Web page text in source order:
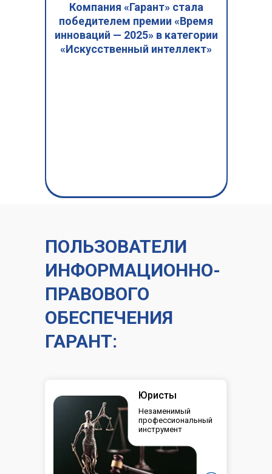
Компания «Гарант» стала
победителем премии «Время
инноваций — 2025» в категории
«Искусственный интеллект»
ПОЛЬЗОВАТЕЛИ
ИНФОРМАЦИОННО-
ПРАВОВОГО
ОБЕСПЕЧЕНИЯ
ГАРАНТ:
Юристы
Незаменимый
профессиональный
инструмент